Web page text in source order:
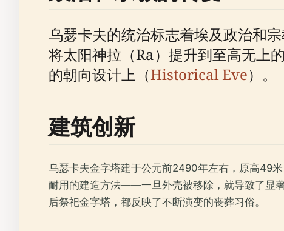
乌瑟卡夫的统治标志着埃及政治和
将太阳神拉（Ra）提升到至高无上
的朝向设计上（Historical Eve）。
建筑创新
乌瑟卡夫金字塔建于公元前2490年左右，原高49
耐用的建造方法——一旦外壳被移除，就导致了显
后祭祀金字塔，都反映了不断演变的丧葬习俗。